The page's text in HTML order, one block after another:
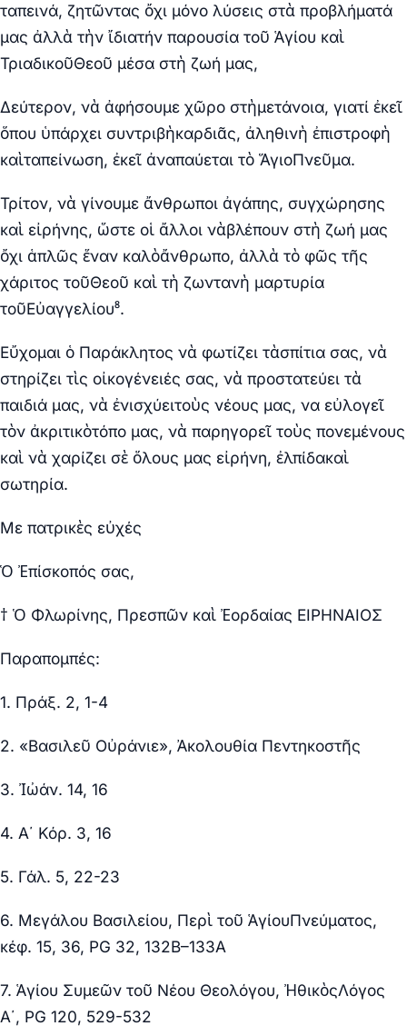
ταπεινά, ζητῶντας ὄχι μόνο λύσεις στὰ προβλήματά
μας ἀλλὰ τὴν ἴδιατήν παρουσία τοῦ Ἁγίου καὶ
ΤριαδικοῦΘεοῦ μέσα στὴ ζωή μας,
Δεύτερον, νὰ ἀφήσουμε χῶρο στὴμετάνοια, γιατί ἐκεῖ
ὅπου ὑπάρχει συντριβὴκαρδιᾶς, ἀληθινὴ ἐπιστροφὴ
καὶταπείνωση, ἐκεῖ ἀναπαύεται τὸ ἍγιοΠνεῦμα.
Τρίτον, νὰ γίνουμε ἄνθρωποι ἀγάπης, συγχώρησης
καὶ εἰρήνης, ὥστε οἱ ἄλλοι νὰβλέπουν στὴ ζωή μας
ὄχι ἁπλῶς ἕναν καλὸἄνθρωπο, ἀλλὰ τὸ φῶς τῆς
χάριτος τοῦΘεοῦ καὶ τὴ ζωντανὴ μαρτυρία
τοῦΕὐαγγελίου⁸.
Εὔχομαι ὁ Παράκλητος νὰ φωτίζει τὰσπίτια σας, νὰ
στηρίζει τὶς οἰκογένειές σας, νὰ προστατεύει τὰ
παιδιά μας, νὰ ἐνισχύειτοὺς νέους μας, να εὐλογεῖ
τὸν ἀκριτικὸτόπο μας, νὰ παρηγορεῖ τοὺς πονεμένους
καὶ νὰ χαρίζει σὲ ὅλους μας εἰρήνη, ἐλπίδακαὶ
σωτηρία.
Με πατρικὲς εὐχές
Ὁ Ἐπίσκοπός σας,
† Ὁ Φλωρίνης, Πρεσπῶν καὶ Ἐορδαίας ΕΙΡΗΝΑΙΟΣ
Παραπομπές:
1. Πράξ. 2, 1-4
2. «Βασιλεῦ Οὐράνιε», Ἀκολουθία Πεντηκοστῆς
3. Ἰὠάν. 14, 16
4. Α΄ Κόρ. 3, 16
5. Γάλ. 5, 22-23
6. Μεγάλου Βασιλείου, Περὶ τοῦ ἉγίουΠνεύματος,
κέφ. 15, 36, PG 32, 132Β–133A
7. Ἁγίου Συμεῶν τοῦ Νέου Θεολόγου, ἨθικὸςΛόγος
Α΄, PG 120, 529-532